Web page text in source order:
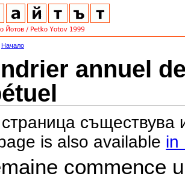
Начало
annuel
съществува
is also available in
commence